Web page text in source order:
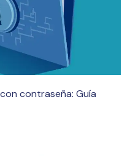
contraseña: Guía